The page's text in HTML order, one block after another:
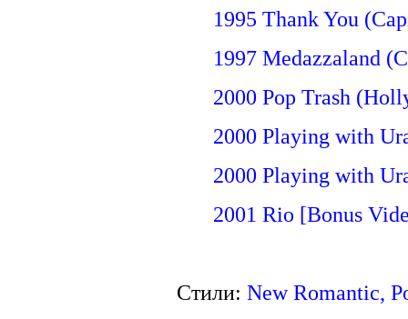
1995 Thank You
1997 Medazzaland
2000 Pop Trash
2000 Playing with
2000 Playing with
2001 Rio [Bonus
Стили: New Romantic,